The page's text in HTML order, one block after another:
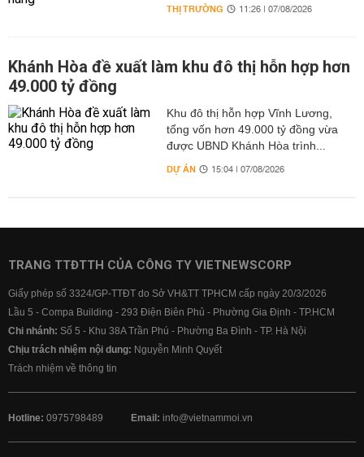
THỊ TRƯỜNG 11:26 | 07/08/2026
Khánh Hòa đề xuất làm khu đô thị hỗn hợp hơn
49.000 tỷ đồng
Khu đô thị hỗn hợp Vĩnh Lương,
tổng vốn hơn 49.000 tỷ đồng vừa
được UBND Khánh Hòa trình...
DỰ ÁN 15:04 | 07/08/2026
TRANG TTĐTTH CỦA CÔNG TY VIETNEWSCORP
Giấy phép số 3324/GP-TTĐT do Sở VH&TT TPHCM cấp ngày 20/3/2026
Lầu 5 - Compa Building - 293 Điện Biên Phủ - Phường Gia Định - TP.HCM
Chi nhánh: Số 5 - Khu 38A Trần Phú - Phường Ba Đình - TP. Hà Nội
Chịu trách nhiệm nội dung: Nguyễn Minh Quyết
Trách nhiệm về thông tin
Hotline: 0975798489 Email: info@vietnammoi.vn